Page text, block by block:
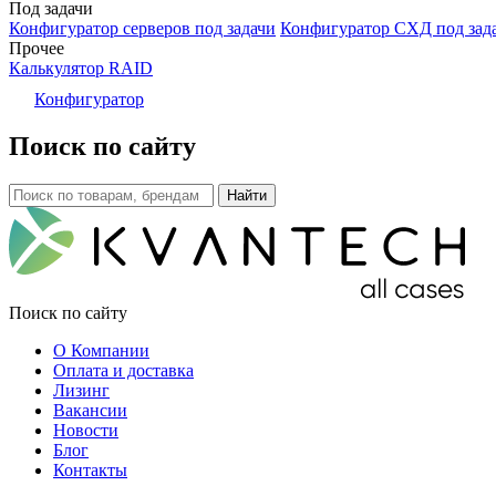
Под задачи
Конфигуратор серверов под задачи Конфигуратор СХД под
Прочее
Калькулятор RAID
Конфигуратор
Поиск по сайту
Поиск по сайту
О Компании
Оплата и доставка
Лизинг
Вакансии
Новости
Блог
Контакты